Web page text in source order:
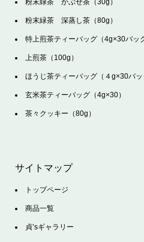
粉末緑茶 深蒸し茶（80g）
特上煎茶ティーバッグ（4g×30バッ
上煎茶（100g）
ほうじ茶ティーバッグ（４g×30バッ
玄米茶ティーバッグ（4g×30）
茶々クッキー（80g）
サイトマップ
トップページ
商品一覧
貞’sギャラリー